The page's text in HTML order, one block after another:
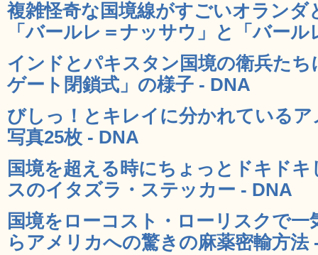
複雑怪奇な国境線がすごいオランダ
「バールレ＝ナッサウ」と「バー
インドとパキスタン国境の衛兵たち
ゲート閉鎖式」の様子 - DNA
びしっ！とキレイに分かれている
写真25枚 - DNA
国境を超える時にちょっとドキド
スのイタズラ・ステッカー - DNA
国境をローコスト・ローリスクで
らアメリカへの驚きの麻薬密輸方法